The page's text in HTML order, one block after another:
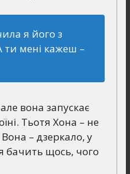
я його з
мені кажеш –
вона запускає
Тьотя Хона – не
– дзеркало, у
бачить щось, чого